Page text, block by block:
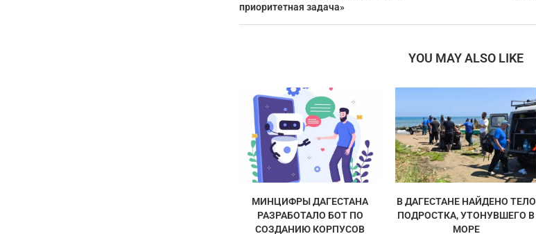
приоритетная задача»
YOU MAY ALSO LIKE
МИНЦИФРЫ ДАГЕСТАНА
РАЗРАБОТАЛО БОТ ПО
СОЗДАНИЮ КОРПУСОВ
В ДАГЕСТАНЕ НАЙДЕНО ТЕЛО
ПОДРОСТКА, УТОНУВШЕГО В
МОРЕ